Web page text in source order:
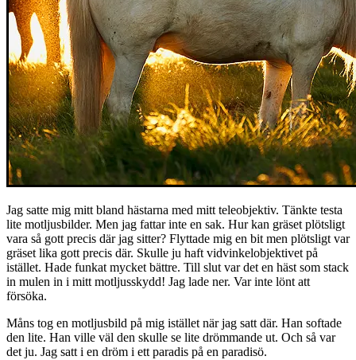
Jag satte mig mitt bland hästarna med mitt teleobjektiv. Tänkte testa
lite motljusbilder. Men jag fattar inte en sak. Hur kan gräset plötsligt
vara så gott precis där jag sitter? Flyttade mig en bit men plötsligt var
gräset lika gott precis där. Skulle ju haft vidvinkelobjektivet på
istället. Hade funkat mycket bättre. Till slut var det en häst som stack
in mulen in i mitt motljusskydd! Jag lade ner. Var inte lönt att
försöka.
Måns tog en motljusbild på mig istället när jag satt där. Han softade
den lite. Han ville väl den skulle se lite drömmande ut. Och så var
det ju. Jag satt i en dröm i ett paradis på en paradisö.